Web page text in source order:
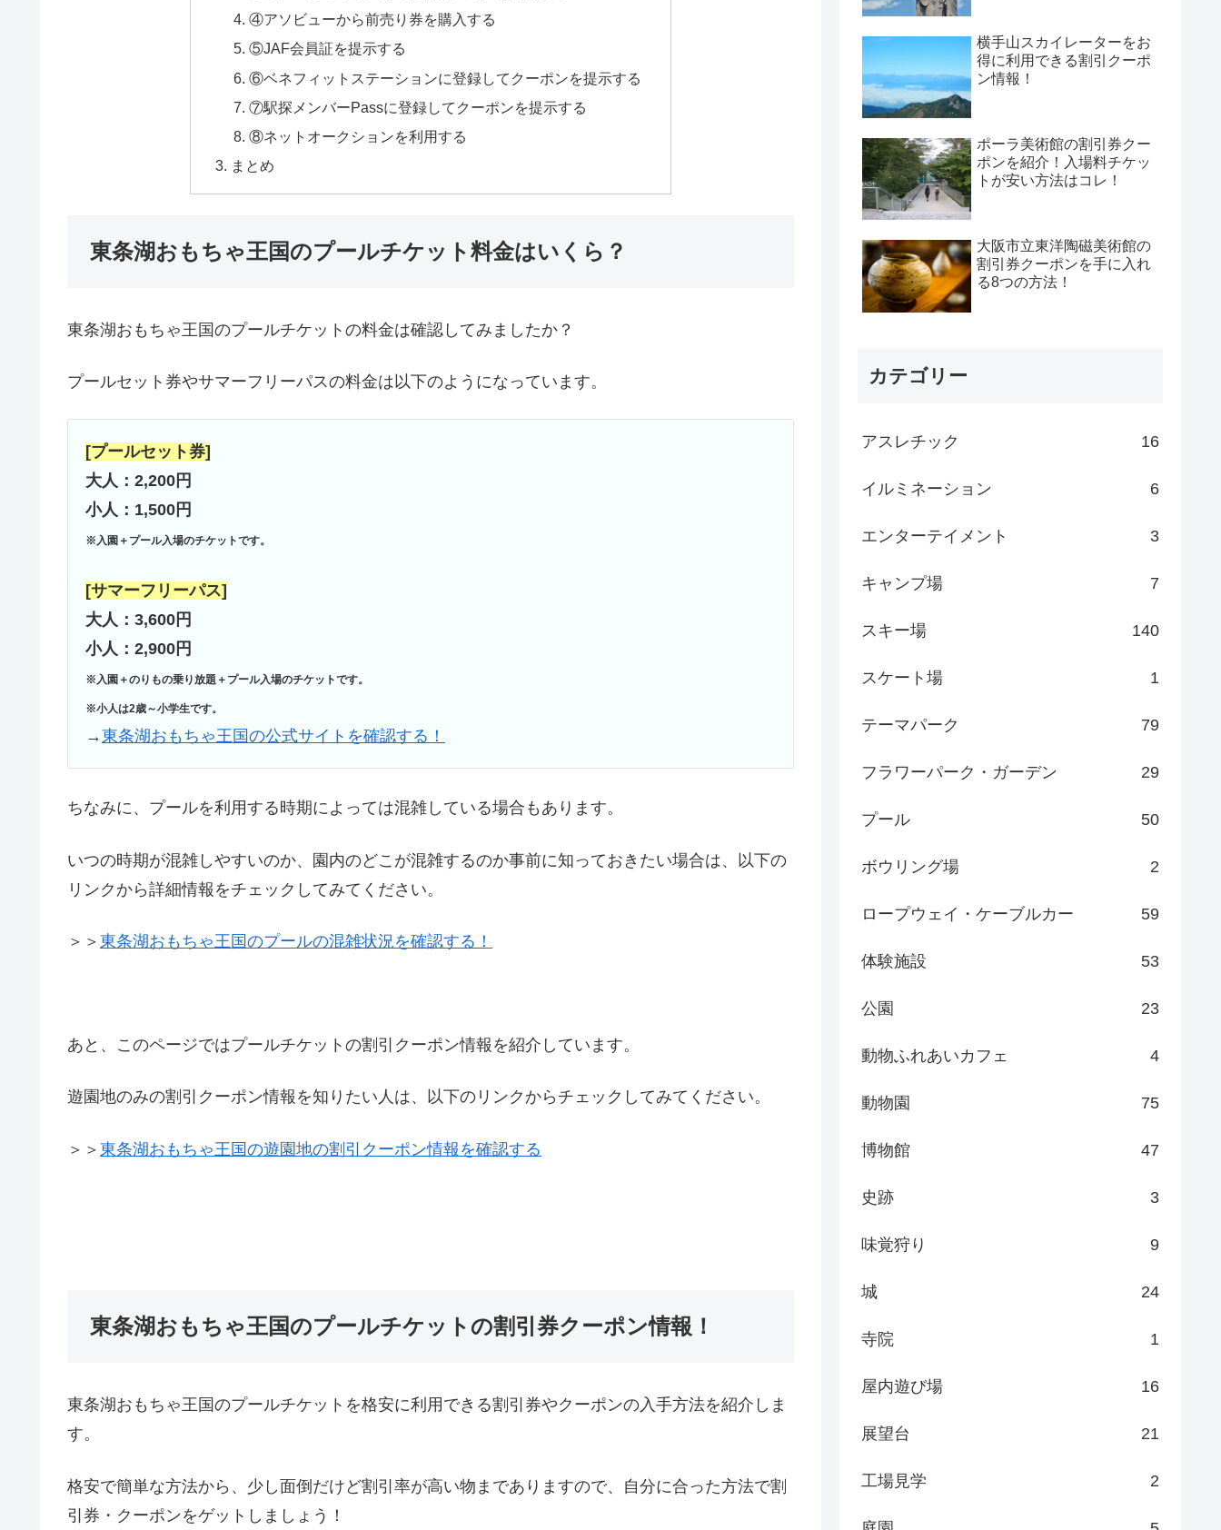
④アソビューから前売り券を購入する
⑤JAF会員証を提示する
⑥ベネフィットステーションに登録してクーポンを提示する
⑦駅探メンバーPassに登録してクーポンを提示する
⑧ネットオークションを利用する
まとめ
東条湖おもちゃ王国のプールチケット料金はいくら？
東条湖おもちゃ王国のプールチケットの料金は確認してみましたか？
プールセット券やサマーフリーパスの料金は以下のようになっています。
[プールセット券]
大人：2,200円
小人：1,500円
※入園＋プール入場のチケットです。
[サマーフリーパス]
大人：3,600円
小人：2,900円
※入園＋のりもの乗り放題＋プール入場のチケットです。
※小人は2歳～小学生です。
→東条湖おもちゃ王国の公式サイトを確認する！
ちなみに、プールを利用する時期によっては混雑している場合もあります。
いつの時期が混雑しやすいのか、園内のどこが混雑するのか事前に知っておきたい場合は、以下の
リンクから詳細情報をチェックしてみてください。
＞＞ 東条湖おもちゃ王国のプールの混雑状況を確認する！
あと、このページではプールチケットの割引クーポン情報を紹介しています。
遊園地のみの割引クーポン情報を知りたい人は、以下のリンクからチェックしてみてください。
＞＞ 東条湖おもちゃ王国の遊園地の割引クーポン情報を確認する
東条湖おもちゃ王国のプールチケットの割引券クーポン情報！
東条湖おもちゃ王国のプールチケットを格安に利用できる割引券やクーポンの入手方法を紹介しま
す。
格安で簡単な方法から、少し面倒だけど割引率が高い物までありますので、自分に合った方法で割
引券・クーポンをゲットしましょう！
横手山スカイレーターをお
得に利用できる割引クーポ
ン情報！
ポーラ美術館の割引券クー
ポンを紹介！入場料チケッ
トが安い方法はコレ！
大阪市立東洋陶磁美術館の
割引券クーポンを手に入れ
る8つの方法！
カテゴリー
アスレチック 16
イルミネーション 6
エンターテイメント 3
キャンプ場 7
スキー場 140
スケート場 1
テーマパーク 79
フラワーパーク・ガーデン 29
プール 50
ボウリング場 2
ロープウェイ・ケーブルカー 59
体験施設 53
公園 23
動物ふれあいカフェ 4
動物園 75
博物館 47
史跡 3
味覚狩り 9
城 24
寺院 1
屋内遊び場 16
展望台 21
工場見学 2